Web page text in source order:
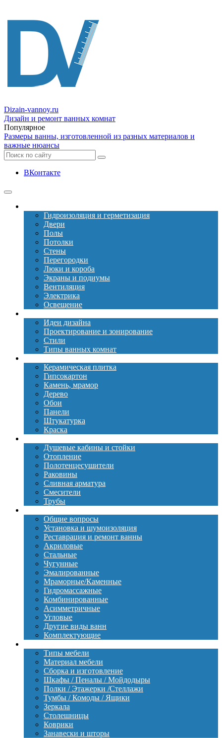
Dizain-vannoy.ru
Дизайн и ремонт ванных комнат
Популярное
Размеры ванны, изготовленной из разных материалов и
важные нюансы
ВКонтакте
Гидроизоляция и герметизация
Двери
Полы
Потолки
Стены
Перегородки
Люки и короба
Экраны и подиумы
Вентиляция
Электрика
Освещение
Идеи дизайна
Проектирование и зонирование
Стили
Типы ванных комнат
Керамическая плитка
Гипсокартон
Камень, мрамор
Дерево
Обои
Панели
Штукатурка
Краска
Душевые кабины и стойки
Отопление
Полотенцесушители
Раковины
Сливная арматура
Смесители
Трубы
Общие вопросы
Установка и шумоизоляция
Реставрация и ремонт ванны
Акриловые
Стальные
Чугунные
Эмалированные
Мраморные/Каменные
Гидромассажные
Комбинированные
Асимметричные
Угловые
Другие виды ванн
Комплектующие
Типы мебели
Материал мебели
Сборка и изготовление
Шкафы / Пеналы / Мойдодыры
Полки / Этажерки /Стеллажи
Тумбы / Комоды / Ящики
Зеркала
Столешницы
Коврики
Занавески и шторы